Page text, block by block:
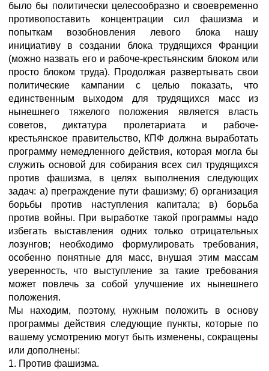
было бы политически целесообразно и своевременно
противопоставить концентрации сил фашизма и
попыткам возобновления левого блока нашу
инициативу в создании блока трудящихся Франции
(можно назвать его и рабоче-крестьянским блоком или
просто блоком труда). Продолжая развертывать свои
политические кампании с целью показать, что
единственным выходом для трудящихся масс из
нынешнего тяжелого положения является власть
советов, диктатура пролетариата и рабоче-
крестьянское правительство, КПФ должна выработать
программу немедленного действия, которая могла бы
служить основой для собирания всех сил трудящихся
против фашизма, в целях выполнения следующих
задач: а) преграждение пути фашизму; б) организация
борьбы против наступления капитала; в) борьба
против войны. При выработке такой программы надо
избегать выставления одних только отрицательных
лозунгов; необходимо формулировать требования,
особенно понятные для масс, внушая этим массам
уверенность, что выступление за такие требования
может повлечь за собой улучшение их нынешнего
положения.
Мы находим, поэтому, нужным положить в основу
программы действия следующие пункты, которые по
вашему усмотрению могут быть изменены, сокращены
или дополнены:
1. Против фашизма.